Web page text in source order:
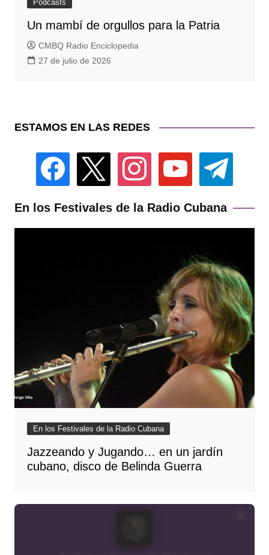
Podcasts
Un mambí de orgullos para la Patria
CMBQ Radio Enciclopedia
27 de julio de 2026
ESTAMOS EN LAS REDES
facebook instagram youtube telegram
En los Festivales de la Radio Cubana
En los Festivales de la Radio Cubana
Jazzeando y Jugando… en un jardín
cubano, disco de Belinda Guerra